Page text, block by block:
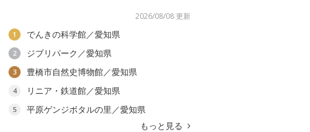
2026/08/08 更新
1 でんきの科学館／愛知県
2 ジブリパーク／愛知県
3 豊橋市自然史博物館／愛知県
4 リニア・鉄道館／愛知県
5
平原ゲンジボタルの里／愛知県
もっと見る